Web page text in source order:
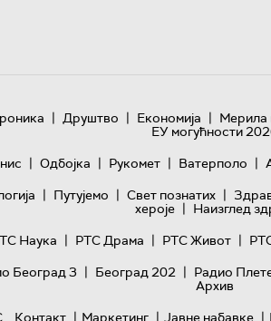
| Друштво | Економија | Мерила
ЕУ могућности
| Одбојка | Рукомет | Ватерполо |
| Путујемо | Свет познатих |
хероје | Наизглед
Наука | РТС Драма | РТС Живот |
Београд 3 | Београд 202 | Радио
Архив
Контакт | Маркетинг | Јавне набавке |